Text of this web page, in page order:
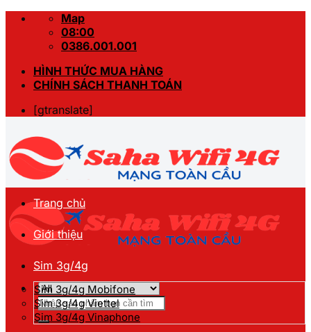
Skip
Map
08:00
0386.001.001
HÌNH THỨC MUA HÀNG
CHÍNH SÁCH THANH TOÁN
[gtranslate]
Tìm
kiếm:
Trang chủ
Giới thiệu
Sim 3g/4g
Sim 3g/4g Mobifone
Sim 3g/4g Viettel
Sim 3g/4g Vinaphone